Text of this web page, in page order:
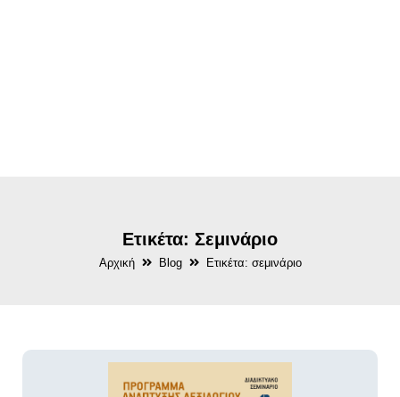
Ετικέτα: Σεμινάριο
Αρχική Blog Ετικέτα: σεμινάριο